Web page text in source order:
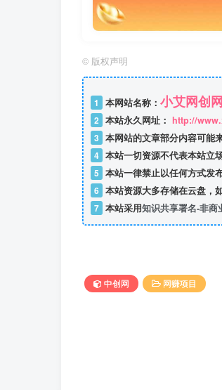
© 版权声明
1 本网站名称： 小艾网创网
2 本站永久网址： http://
3 本网站的文章部分内容可能
4 本站一切资源不代表本站立
5 本站一律禁止以任何方式发
6 本站资源大多存储在云盘，
7 本站采用知识共享署名-非商
中创网 网赚项目